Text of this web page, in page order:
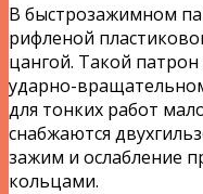
В быстрозажимном
рифленой
цангой. Такой
ударно-
для тонких работ
снабжаются
зажим и ослабление
кольцами.